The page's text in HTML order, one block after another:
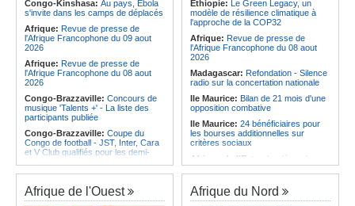
Afrique:Les statistiques clés avant
le quart de finale entre la Côte
d'Ivoire et l'Algérie
Afrique:
Le Maroc et l'Afrique du
la finale
Angola:Le MAT organise la
troisième édition de la Semaine du
développement local à Namibe
Congo-Kinshasa: Au pays, Ebola
s'invite dans les camps de déplacés
Afrique: Revue de presse de
l'Afrique Francophone du 09 aout
2026
Afrique: Revue de presse de
l'Afrique Francophone du 08 aout
2026
Congo-Brazzaville: Concours de
musique 'Talents +' - La liste des
participants publiée
Congo-Brazzaville: Coupe du
Congo de football - JST, Inter, Cara
et V Club qualifiés pour les demi-
Congo-Brazzaville:Lutte contre la
corruption - Les parlementaires
sensibilisés
Ethiopie: Le Green Legacy, un
modèle de résilience climatique à
l'approche de la COP32
Afrique: Revue de presse de
l'Afrique Francophone du 08 aout
2026
Madagascar: Refondation - Silence
radio sur la concertation nationale
Ile Maurice: Bilan de 21 mois d'une
opposition combative
Ile Maurice: 24 bénéficiaires pour
les bourses additionnelles sur
critères sociaux
Afrique de l'Est:
« La dépendance
de l'Égypte vis-à-vis du régime
érythréen aggrave l'instabilité dans
la région de la Corne de l'Afrique »,
selon le RSADO
Afrique de l'Ouest Afrique du Nord